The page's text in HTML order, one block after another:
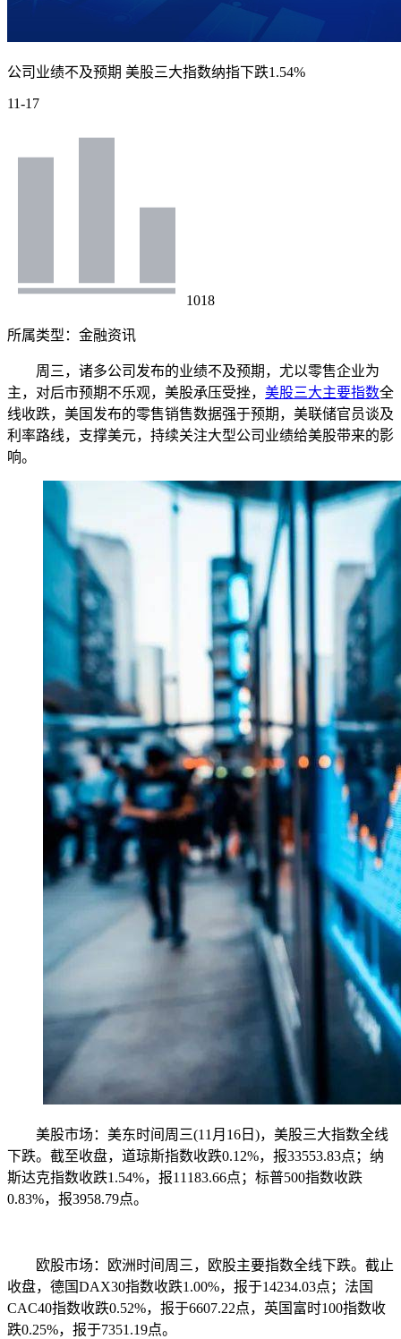
公司业绩不及预期 美股三大指数纳指下跌1.54%
11-17
1018
所属类型： 金融资讯
周三，诸多公司发布的业绩不及预期，尤以零售企业为
主，对后市预期不乐观，美股承压受挫， 美股三大主要指数全
线收跌，美国发布的零售销售数据强于预期，美联储官员谈及
利率路线，支撑美元，持续关注大型公司业绩给美股带来的影
响。
美股市场：美东时间周三(11月16日)，美股三大指数全线
下跌。截至收盘，道琼斯指数收跌0.12%，报33553.83点；纳
斯达克指数收跌1.54%，报11183.66点；标普500指数收跌
0.83%，报3958.79点。
欧股市场：欧洲时间周三，欧股主要指数全线下跌。截止
收盘，德国DAX30指数收跌1.00%，报于14234.03点；法国
CAC40指数收跌0.52%，报于6607.22点，英国富时100指数收
跌0.25%，报于7351.19点。